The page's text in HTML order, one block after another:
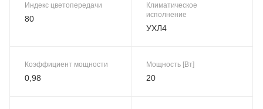
Индекс цветопередачи
80
Климатическое
исполнение
УХЛ4
Коэффициент мощности
0,98
Мощность [Вт]
20